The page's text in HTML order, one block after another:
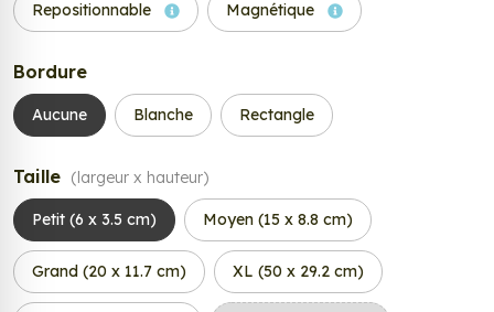
Repositionnable Magnétique
Bordure
Aucune Blanche Rectangle
Taille (largeur x hauteur)
Petit (6 x 3.5 cm) Moyen (15 x 8.8 cm)
Grand (20 x 11.7 cm) XL (50 x 29.2 cm)